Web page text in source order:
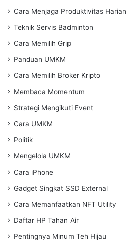
Cara Menjaga Produktivitas Harian
Teknik Servis Badminton
Cara Memilih Grip
Panduan UMKM
Cara Memilih Broker Kripto
Membaca Momentum
Strategi Mengikuti Event
Cara UMKM
Politik
Mengelola UMKM
Cara iPhone
Gadget Singkat SSD External
Cara Memanfaatkan NFT Utility
Daftar HP Tahan Air
Pentingnya Minum Teh Hijau